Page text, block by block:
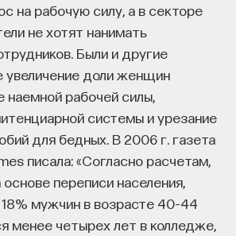
на рабочую силу, а в секторе
не хотят нанимать
Были и другие
увеличение доли женщин
рабочей силы,
системы и урезание
для бедных. В 2006 г. газета
писала: «Согласно расчетам,
переписи населения,
18% мужчин в возрасте 40–44
менее четырех лет в колледже,